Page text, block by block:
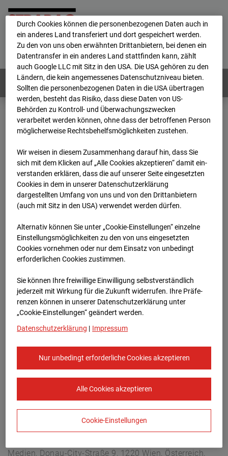
Home E-Mail Impressum
Login
Deutsch / English
Webcams: Alle Länder
Home
Deutschland
BC-114 BV-Ausbau Bonatzbau -Cam2
Archiv
2026
05 06 14:30
BC-114 BV-Ausbau
Bonatzbau -Cam2
Arnulf Klett Platz, 70173 Stuttgart
Zur Übersicht
Europe/Berlin
Medien, Donau-City-Straße 9, 1220 Wien, Österreich,
Durch Cookies können die personenbezogenen Daten auch in
ein anderes Land transferiert und dort gespeichert werden.
Zu den von uns oben erwähnten Drittanbietern, bei denen ein
Datentransfer in ein anderes Land stattfinden kann, zählt
auch Google LLC mit Sitz in den USA. Die USA gehören zu den
Ländern, die kein angemessenes Datenschutzniveau bieten.
Sollten die personenbezogenen Daten in die USA übertragen
werden, besteht das Risiko, dass diese Daten von US-
Behörden zu Kontroll- und Überwachungszwecken
verarbeitet werden können, ohne dass der betroffenen Person
möglicherweise Rechtsbehelfsmöglichkeiten zustehen.
Wir weisen in diesem Zusammenhang darauf hin, dass Sie
sich mit dem Klicken auf „Alle Cookies akzeptieren“ damit ein­
ver­standen erklären, dass die auf unserer Seite eingesetzten
Cookies in dem in unserer Datenschutzerklärung
dargestellten Umfang von uns und von den Drittanbietern
(auch mit Sitz in den USA) verwendet werden dürfen.
Alternativ können Sie unter „Cookie-Einstellungen“ einzelne
Einstellungsmöglichkeiten zu den von uns eingesetzten
Cookies vornehmen oder nur dem Einsatz von unbedingt
erforderlichen Cookies zustimmen.
Sie können Ihre freiwillige Einwilligung selbstverständlich
jederzeit mit Wirkung für die Zukunft widerrufen. Ihre Prä­fe­
renzen können in unserer Datenschutzerklärung unter
„Cookie-Einstellungen“ geändert werden.
Datenschutzerklärung | Impressum
Nur unbedingt erforderliche Cookies akzeptieren
Alle Cookies akzeptieren
Cookie-Einstellungen